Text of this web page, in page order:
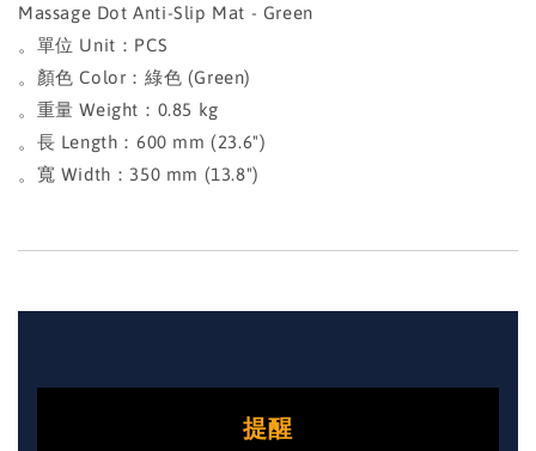
Massage Dot Anti-Slip Mat - Green
。單位 Unit：PCS
。顏色 Color：綠色 (Green)
。重量 Weight：0.85 kg
。長 Length：600 mm (23.6")
。寬 Width：350 mm (13.8")
提醒